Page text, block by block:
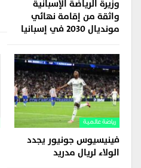
وزيرة الرياضة الإسبانية
واثقة من إقامة نهائي
مونديال 2030 في إسبانيا
رياضة عالمية
فينيسيوس جونيور يجدد
الولاء لريال مدريد